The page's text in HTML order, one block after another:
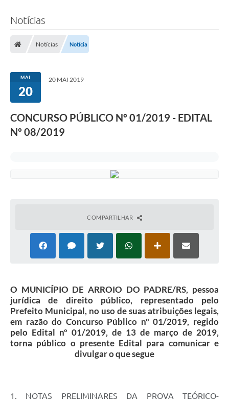
Notícias
Notícias Notícia
MAI
20
20 MAI 2019
CONCURSO PÚBLICO Nº 01/2019 - EDITAL
Nº 08/2019
COMPARTILHAR
O MUNICÍPIO DE ARROIO DO PADRE/RS, pessoa
jurídica de direito público, representado pelo
Prefeito Municipal, no uso de suas atribuições legais,
em razão do Concurso Público nº 01/2019, regido
pelo Edital nº 01/2019, de 13 de março de 2019,
torna público o presente Edital para comunicar e
divulgar o que segue
1. NOTAS PRELIMINARES DA PROVA TEÓRICO-